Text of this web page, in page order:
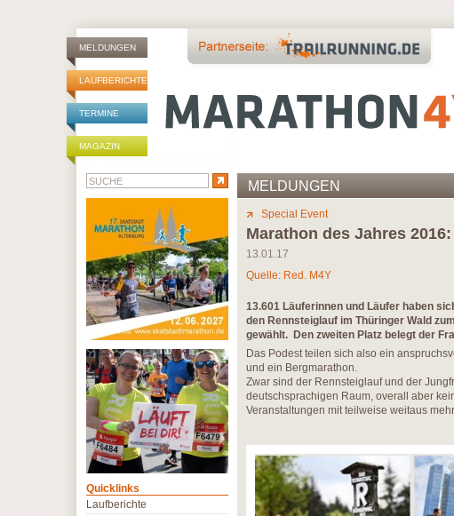
MELDUNGEN
LAUFBERICHTE
TERMINE
MAGAZIN
MELDUNGEN
Special Event
Marathon des Jahres
13.01.17
Quelle: Red. M4Y
13.601 Läuferinnen und Läufer haben
den Rennsteiglauf im Thüringer Wald
gewählt. Den zweiten Platz belegt der
Das Podest teilen sich also ein
und ein Bergmarathon.
Zwar sind der Rennsteiglauf und der
deutschsprachigen Raum, overall aber
Veranstaltungen mit teilweise weitaus
Quicklinks
Laufberichte